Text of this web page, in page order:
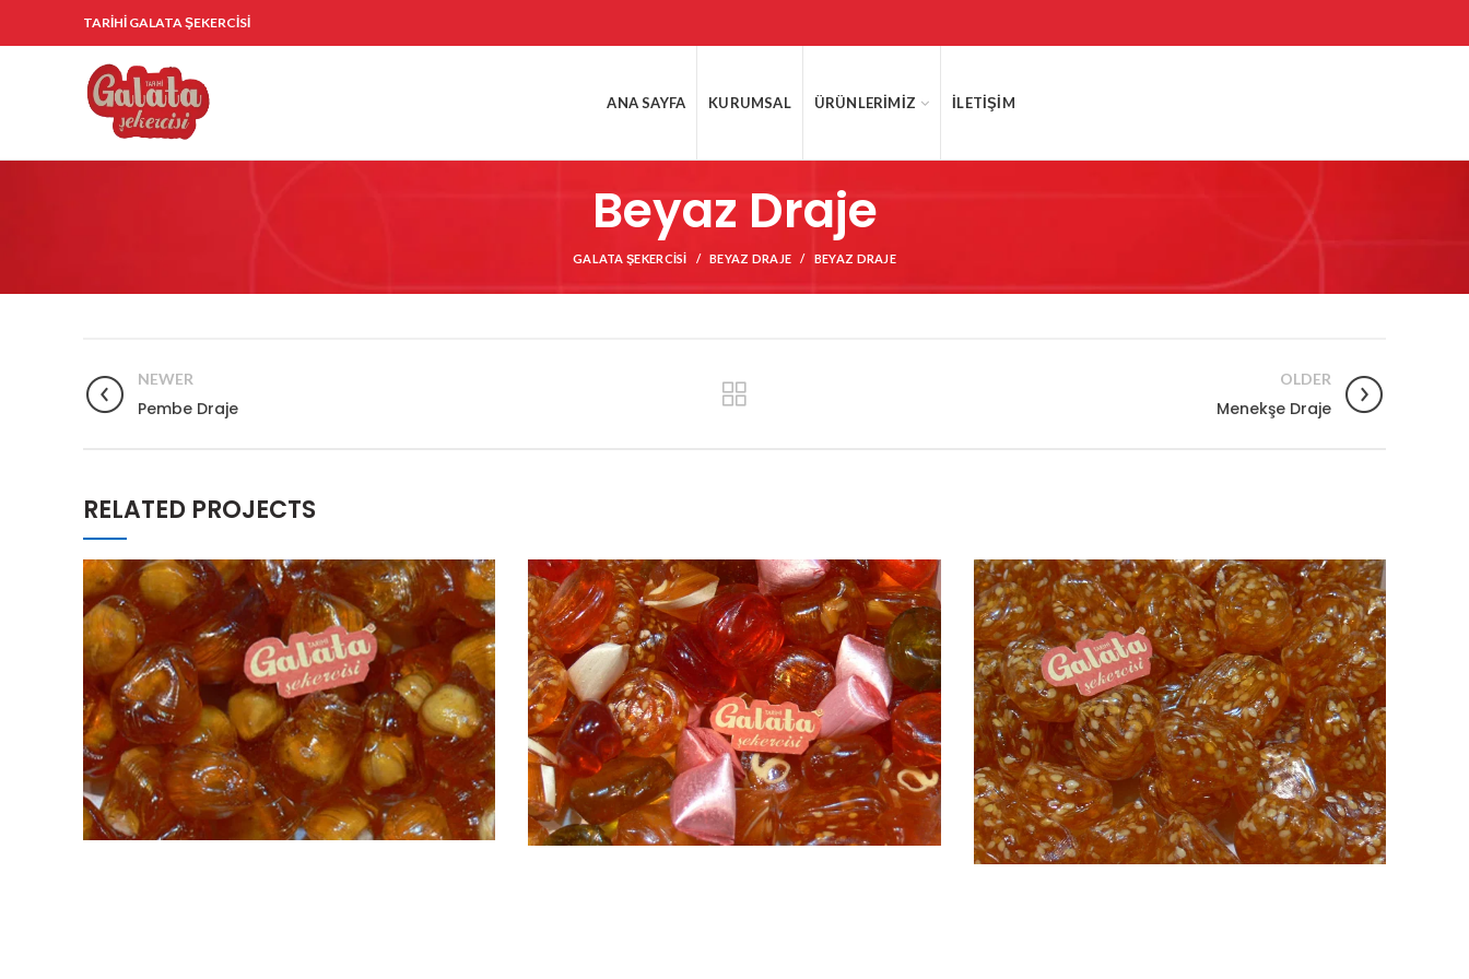
TARİHİ GALATA ŞEKERCİSİ
ANA SAYFA KURUMSAL ÜRÜNLERIMIZ İLETIŞIM
Beyaz Draje
GALATA ŞEKERCISI BEYAZ DRAJE BEYAZ DRAJE
NEWER
Pembe Draje
OLDER
Menekşe Draje
RELATED PROJECTS